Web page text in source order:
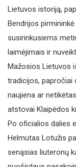
Lietuvos istoriją,
Bendrijos
susirinkusiems
laimėjimais ir
Mažosios Lietuvos
tradicijos, papročiai
naujiena ar
atstovai Klaipėdos
Po oficialios dalies
Helmutas Lotužis
senąsias liuteronų